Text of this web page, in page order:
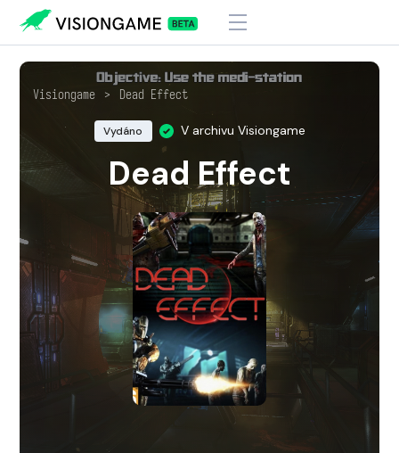
Visiongame > Dead Effect
Vydáno V archivu Visiongame
Dead Effect